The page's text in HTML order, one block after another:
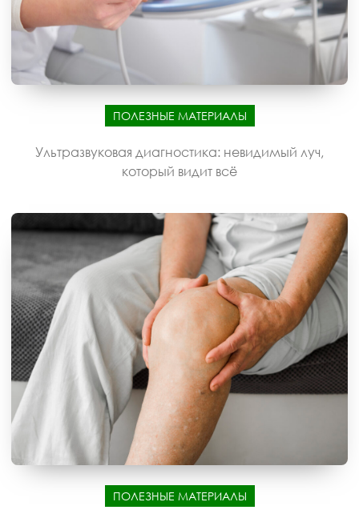
ПОЛЕЗНЫЕ МАТЕРИАЛЫ
Ультразвуковая диагностика: невидимый луч,
который видит всё
ПОЛЕЗНЫЕ МАТЕРИАЛЫ